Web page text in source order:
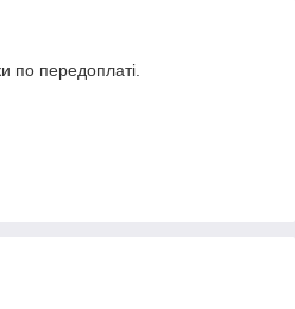
по передоплаті.